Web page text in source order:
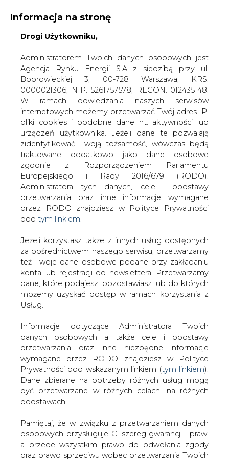
KONTAKT:
WYDAWCA PORTALU:
WYSOKI KONTRAST A A
ZALOGUJ SIĘ
WŁĄCZ CIRE.TV
Informacja na stronę
Drogi Użytkowniku,
Administratorem Twoich danych osobowych jest
Agencja Rynku Energii S.A z siedzibą przy ul.
Bobrowieckiej 3, 00-728 Warszawa, KRS:
0000021306, NIP: 5261757578, REGON: 012435148.
W ramach odwiedzania naszych serwisów
internetowych możemy przetwarzać Twój adres IP,
pliki cookies i podobne dane nt. aktywności lub
urządzeń użytkownika. Jeżeli dane te pozwalają
zidentyfikować Twoją tożsamość, wówczas będą
traktowane dodatkowo jako dane osobowe
zgodnie z Rozporządzeniem Parlamentu
Europejskiego i Rady 2016/679 (RODO).
Administratora tych danych, cele i podstawy
przetwarzania oraz inne informacje wymagane
przez RODO znajdziesz w Polityce Prywatności
pod tym linkiem.
Jeżeli korzystasz także z innych usług dostępnych
za pośrednictwem naszego serwisu, przetwarzamy
też Twoje dane osobowe podane przy zakładaniu
konta lub rejestracji do newslettera. Przetwarzamy
dane, które podajesz, pozostawiasz lub do których
możemy uzyskać dostęp w ramach korzystania z
Usług.
Informacje dotyczące Administratora Twoich
danych osobowych a także cele i podstawy
przetwarzania oraz inne niezbędne informacje
wymagane przez RODO znajdziesz w Polityce
Prywatności pod wskazanym linkiem (tym linkiem).
Dane zbierane na potrzeby różnych usług mogą
być przetwarzane w różnych celach, na różnych
podstawach.
Pamiętaj, że w związku z przetwarzaniem danych
osobowych przysługuje Ci szereg gwarancji i praw,
a przede wszystkim prawo do odwołania zgody
oraz prawo sprzeciwu wobec przetwarzania Twoich
Strona główna RYNEK PALIW
Potaniały benzyny z
Rafinerii Czechowice
2004-09-10 00:00
skomentuj
udostępnij:
Potaniały benzyny z Rafinerii
Czechowice